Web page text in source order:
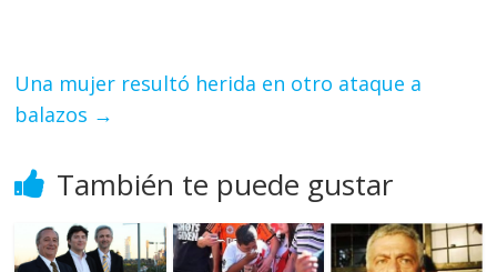
Una mujer resultó herida en otro ataque a
balazos →
También te puede gustar